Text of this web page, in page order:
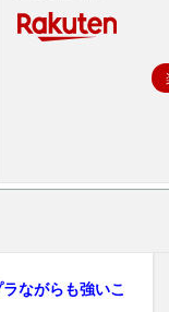
ながらも強いこ